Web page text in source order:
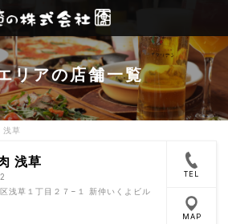
リアの店舗一覧
浅草
浅草
浅草１丁目２７−１ 新仲いくよビル
TEL
MAP